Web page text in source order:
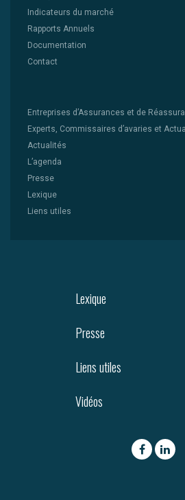
Indicateurs du marché
Rapports Annuels
Documentation
Contact
Entreprises d’Assurances et de
Experts, Commissaires d’avaries et
Actualités
L’agenda
Presse
Lexique
Liens utiles
Lexique
Presse
Liens utiles
Vidéos